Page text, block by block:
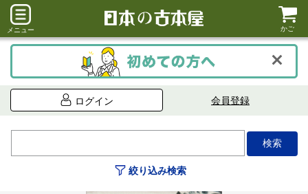
メニュー かご
ログイン 会員登録
絞り込み検索